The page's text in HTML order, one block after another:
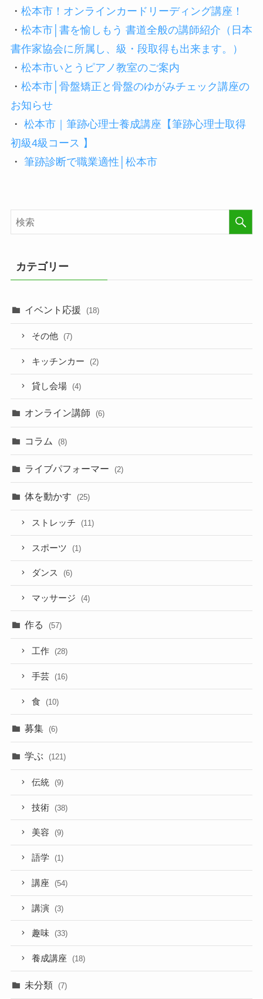
・ 松本市！オンラインカードリーディング講座！
・ 松本市│書を愉しもう 書道全般の講師紹介（日本
書作家協会に所属し、級・段取得も出来ます。）
・ 松本市いとうピアノ教室のご案内
・ 松本市│骨盤矯正と骨盤のゆがみチェック講座の
お知らせ
・ 松本市｜筆跡心理士養成講座【筆跡心理士取得
初級4級コース 】
・ 筆跡診断で職業適性│松本市
カテゴリー
イベント応援 (18)
その他 (7)
キッチンカー (2)
貸し会場 (4)
オンライン講師 (6)
コラム (8)
ライブパフォーマー (2)
体を動かす (25)
ストレッチ (11)
スポーツ (1)
ダンス (6)
マッサージ (4)
作る (57)
工作 (28)
手芸 (16)
食 (10)
募集 (6)
学ぶ (121)
伝統 (9)
技術 (38)
美容 (9)
語学 (1)
講座 (54)
講演 (3)
趣味 (33)
養成講座 (18)
未分類 (7)